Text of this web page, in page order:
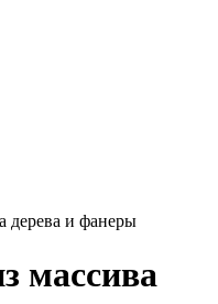
дерева и фанеры
массива